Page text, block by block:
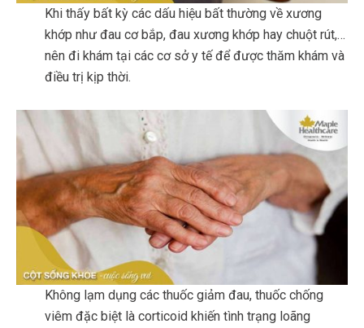
Khi thấy bất kỳ các dấu hiệu bất thường về xương
khớp như đau cơ bắp, đau xương khớp hay chuột rút,…
nên đi khám tại các cơ sở y tế để được thăm khám và
điều trị kịp thời.
Không lạm dụng các thuốc giảm đau, thuốc chống
viêm đặc biệt là corticoid khiến tình trạng loãng